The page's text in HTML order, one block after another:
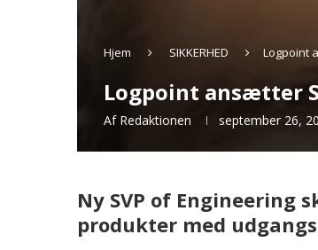
Hjem SIKKERHED Logpoint
Logpoint ansætter
Af Redaktionen september 26,
Ny SVP of
produkter med